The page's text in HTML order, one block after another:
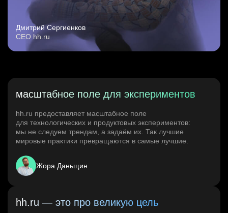
Дмитрий Сергиенков
CEO hh.ru
масштабное поле для экспериментов
hh.ru предоставляет масштабное поле
для технологических и продуктовых экспериментов:
мы не следуем трендам, а задаём их. Так лучшие
мировые практики превращаются в самые лучшие.
Жора Даньщин
hh.ru — это про великую цель